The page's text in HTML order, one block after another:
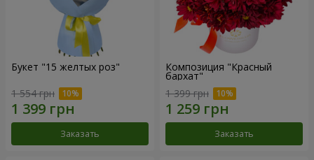
Букет "15 желтых роз"
1 554 грн
Заказать
Композиция "Красный
бархат"
1 399 грн
Заказать